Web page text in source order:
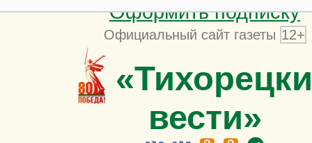
Оформить подписку
Официальный сайт газеты 12+
вести»